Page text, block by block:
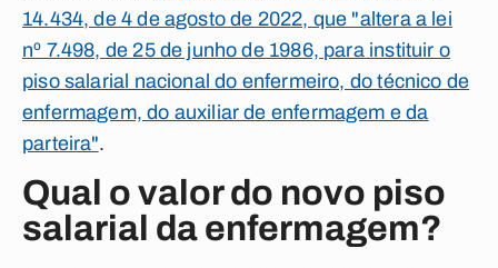
14.434, de 4 de agosto de 2022, que "altera a lei
nº 7.498, de 25 de junho de 1986, para instituir o
piso salarial nacional do enfermeiro, do técnico de
enfermagem, do auxiliar de enfermagem e da
parteira".
Qual o valor do novo piso
salarial da enfermagem?